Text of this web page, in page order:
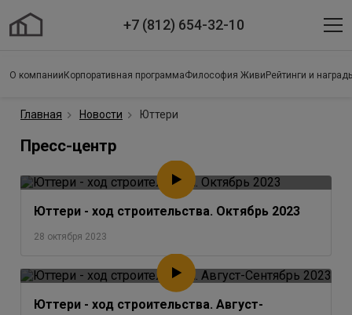
+7 (812) 654-32-10
О компании Корпоративная программаФилософия Живи Рейтинги и
Главная Новости Юттери
Пресс-центр
Юттери - ход строительства. Октябрь 2023
28 октября 2023
Юттери - ход строительства. Август-